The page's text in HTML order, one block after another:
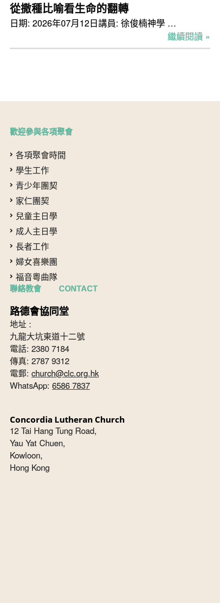
從撒種比喻看生命的翻轉
日期: 2026年07月12日講員: 徐俊楠神學 …
繼續閱讀 »
歡迎參與各項聚會
各項聚會時間
學生工作
青少年團契
家仁團契
兒童主日學
成人主日學
長者工作
婦女喜樂團
福音粵曲隊
聯絡教會 CONTACT
路德會協同堂
地址 :
九龍大坑東道十二號
電話: 2380 7184
傳真: 2787 9312
電郵: church@clc.org.hk
WhatsApp: 6586 7837
Concordia Lutheran Church
12 Tai Hang Tung Road,
Yau Yat Chuen,
Kowloon,
Hong Kong